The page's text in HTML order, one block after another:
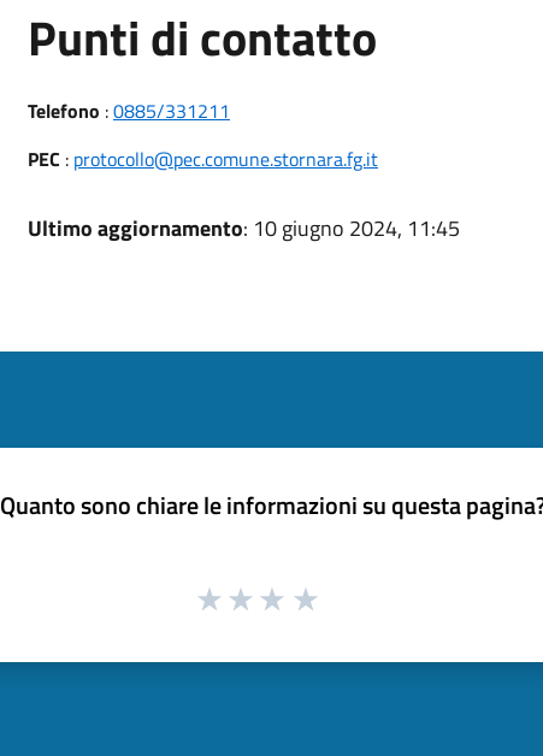
Punti di contatto
Telefono :0885/331211
PEC : protocollo@pec.comune.stornara.fg.it
Ultimo aggiornamento: 10 giugno 2024, 11:45
Quanto sono chiare le informazioni su questa